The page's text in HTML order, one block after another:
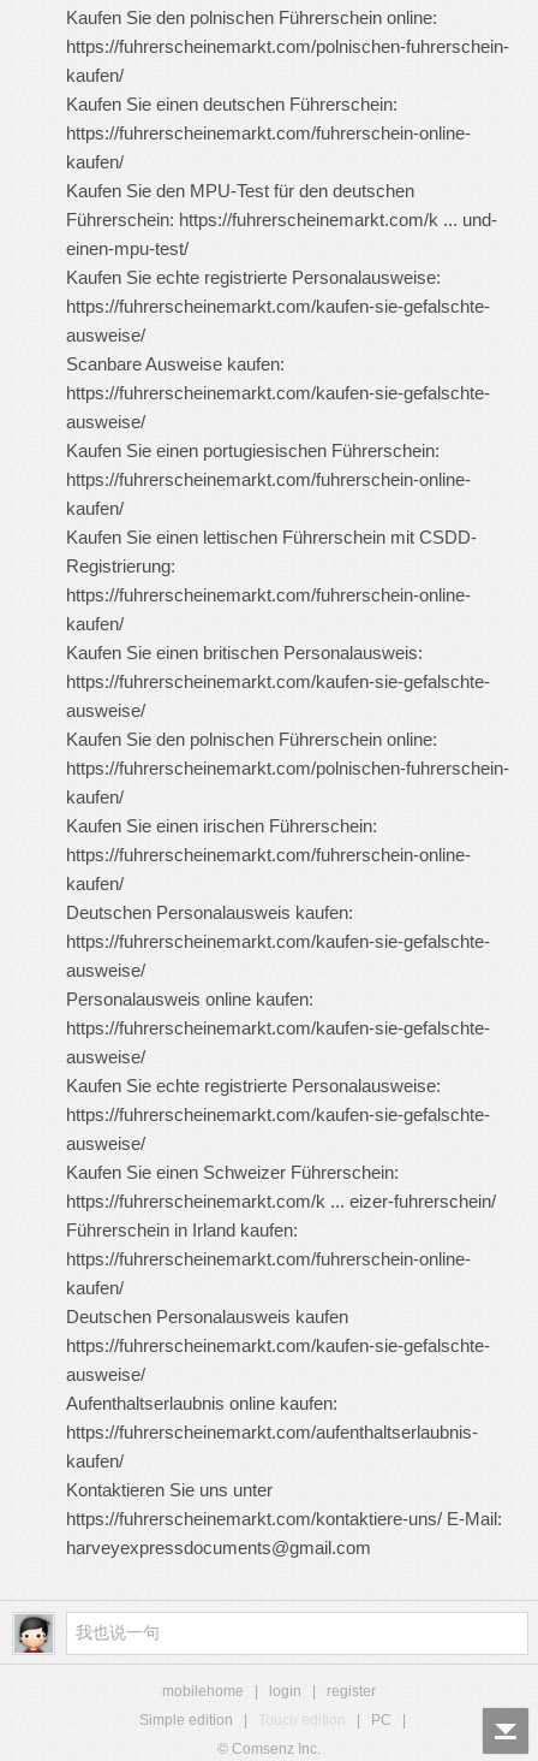
Kaufen Sie den polnischen Führerschein online:
https://fuhrerscheinemarkt.com/polnischen-fuhrerschein-
kaufen/
Kaufen Sie einen deutschen Führerschein:
https://fuhrerscheinemarkt.com/fuhrerschein-online-
kaufen/
Kaufen Sie den MPU-Test für den deutschen
Führerschein: https://fuhrerscheinemarkt.com/k ... und-
einen-mpu-test/
Kaufen Sie echte registrierte Personalausweise:
https://fuhrerscheinemarkt.com/kaufen-sie-gefalschte-
ausweise/
Scanbare Ausweise kaufen:
https://fuhrerscheinemarkt.com/kaufen-sie-gefalschte-
ausweise/
Kaufen Sie einen portugiesischen Führerschein:
https://fuhrerscheinemarkt.com/fuhrerschein-online-
kaufen/
Kaufen Sie einen lettischen Führerschein mit CSDD-
Registrierung:
https://fuhrerscheinemarkt.com/fuhrerschein-online-
kaufen/
Kaufen Sie einen britischen Personalausweis:
https://fuhrerscheinemarkt.com/kaufen-sie-gefalschte-
ausweise/
Kaufen Sie den polnischen Führerschein online:
https://fuhrerscheinemarkt.com/polnischen-fuhrerschein-
kaufen/
Kaufen Sie einen irischen Führerschein:
https://fuhrerscheinemarkt.com/fuhrerschein-online-
kaufen/
Deutschen Personalausweis kaufen:
https://fuhrerscheinemarkt.com/kaufen-sie-gefalschte-
ausweise/
Personalausweis online kaufen:
https://fuhrerscheinemarkt.com/kaufen-sie-gefalschte-
ausweise/
Kaufen Sie echte registrierte Personalausweise:
https://fuhrerscheinemarkt.com/kaufen-sie-gefalschte-
ausweise/
Kaufen Sie einen Schweizer Führerschein:
https://fuhrerscheinemarkt.com/k ... eizer-fuhrerschein/
Führerschein in Irland kaufen:
https://fuhrerscheinemarkt.com/fuhrerschein-online-
kaufen/
Deutschen Personalausweis kaufen
https://fuhrerscheinemarkt.com/kaufen-sie-gefalschte-
ausweise/
Aufenthaltserlaubnis online kaufen:
https://fuhrerscheinemarkt.com/aufenthaltserlaubnis-
kaufen/
Kontaktieren Sie uns unter
https://fuhrerscheinemarkt.com/kontaktiere-uns/ E-Mail:
harveyexpressdocuments@gmail.com
mobilehome login
register
Simple edition
Touch edition PC
© Comsenz Inc.